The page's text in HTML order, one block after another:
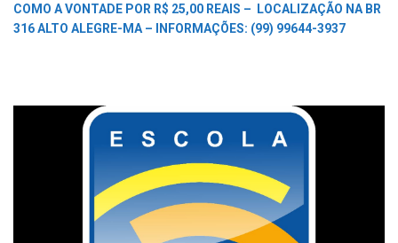
COMO A VONTADE POR R$ 25,00 REAIS –
LOCALIZAÇÃO NA BR
316 ALTO ALEGRE-MA –
INFORMAÇÕES: (99) 99644-3937